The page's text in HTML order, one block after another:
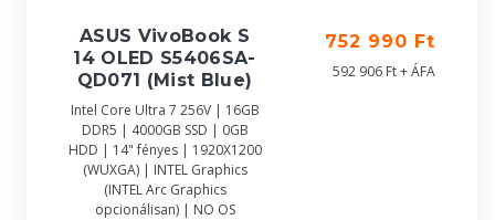
ASUS VivoBook S
14 OLED S5406SA-
QD071 (Mist Blue)
Intel Core Ultra 7 256V | 16GB
DDR5 | 4000GB SSD | 0GB
HDD | 14" fényes | 1920X1200
(WUXGA) | INTEL Graphics
(INTEL Arc Graphics
opcionálisan) | NO OS
752 990 Ft
592 906 Ft + ÁFA